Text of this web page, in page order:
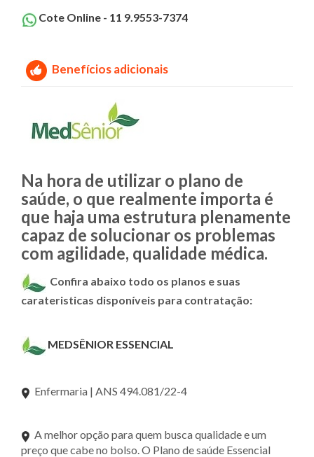
Cote Online - 11 9.9553-7374
Benefícios adicionais
Na hora de utilizar o plano de
saúde, o que realmente importa é
que haja uma estrutura plenamente
capaz de solucionar os problemas
com agilidade, qualidade médica.
Confira abaixo todo os planos e suas
carateristicas disponíveis para contratação:
MEDSÊNIOR ESSENCIAL
Enfermaria | ANS 494.081/22-4
A melhor opção para quem busca qualidade e um
preço que cabe no bolso. O Plano de saúde Essencial